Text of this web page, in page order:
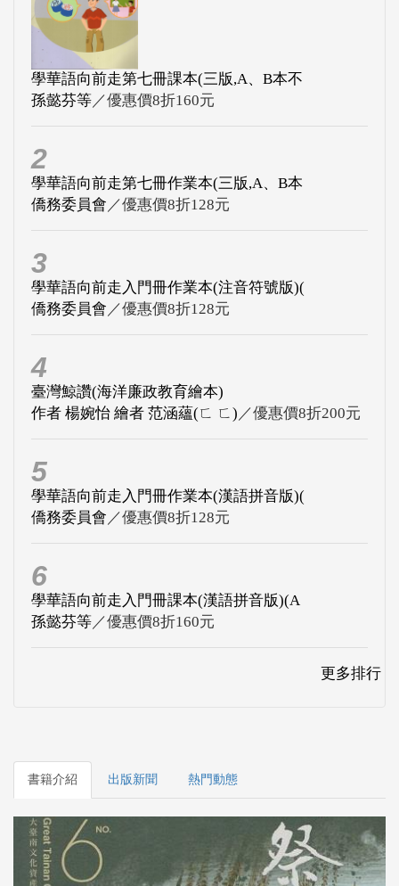
學華語向前走第七冊課本(三版,A、B本不
孫懿芬等／優惠價8折160元
2
學華語向前走第七冊作業本(三版,A、B本
僑務委員會 ／優惠價8折128元
3
學華語向前走入門冊作業本(注音符號版)(
僑務委員會 ／優惠價8折128元
4
臺灣鯨讚(海洋廉政教育繪本)
作者 楊婉怡 繪者 范涵蘊(ㄈ ㄈ) ／優惠價8折200元
5
學華語向前走入門冊作業本(漢語拼音版)(
僑務委員會 ／優惠價8折128元
6
學華語向前走入門冊課本(漢語拼音版)(A
孫懿芬等／優惠價8折160元
更多排行
書籍介紹 出版新聞 熱門動態